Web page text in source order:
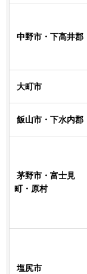
中野市・下高井郡
大町市
飯山市・下水内郡
茅野市・富士見
町・原村
塩尻市